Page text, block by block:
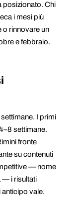
posizionato. Chi
i mesi più
o rinnovare un
e febbraio.
I primi
settimane.
fronte
su contenuti
— nome
— i risultati
vale.